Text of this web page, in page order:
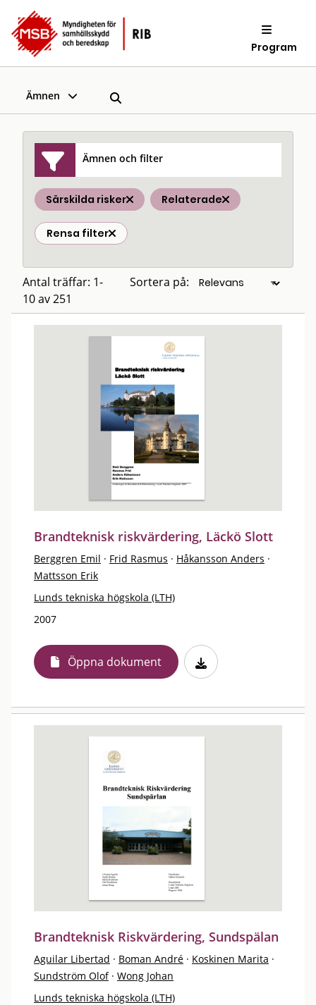
Program
Ämnen
Ämnen och filter
Särskilda risker Relaterade
Rensa filter
Antal träffar: 1-
10 av 251
Sortera på:
Brandteknisk riskvärdering, Läckö Slott
Berggren Emil · Frid Rasmus · Håkansson Anders ·
Mattsson Erik
Lunds tekniska högskola (LTH)
2007
Öppna dokument
Brandteknisk Riskvärdering, Sundspälan
Aguilar Libertad · Boman André · Koskinen Marita ·
Sundström Olof · Wong Johan
Lunds tekniska högskola (LTH)